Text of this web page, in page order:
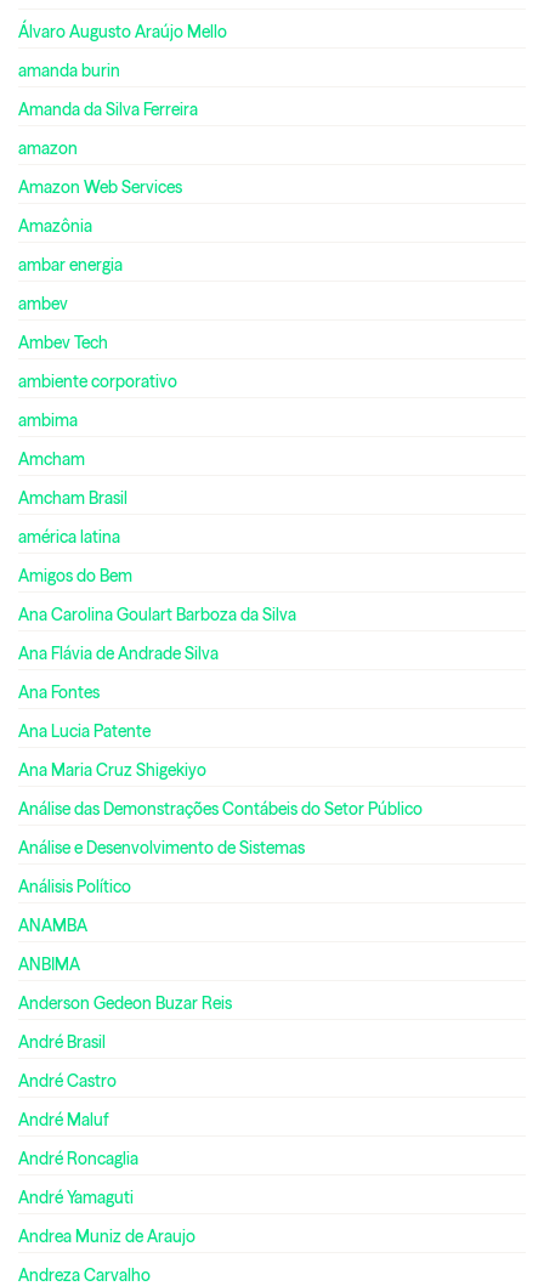
Álvaro Augusto Araújo Mello
amanda burin
Amanda da Silva Ferreira
amazon
Amazon Web Services
Amazônia
ambar energia
ambev
Ambev Tech
ambiente corporativo
ambima
Amcham
Amcham Brasil
américa latina
Amigos do Bem
Ana Carolina Goulart Barboza da Silva
Ana Flávia de Andrade Silva
Ana Fontes
Ana Lucia Patente
Ana Maria Cruz Shigekiyo
Análise das Demonstrações Contábeis do Setor Público
Análise e Desenvolvimento de Sistemas
Análisis Político
ANAMBA
ANBIMA
Anderson Gedeon Buzar Reis
André Brasil
André Castro
André Maluf
André Roncaglia
André Yamaguti
Andrea Muniz de Araujo
Andreza Carvalho